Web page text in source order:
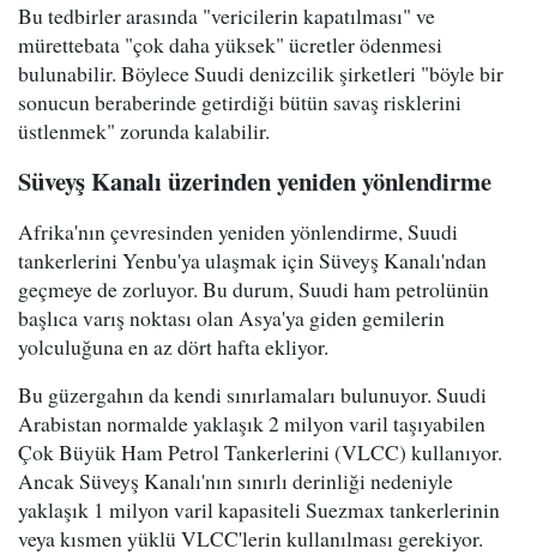
Bu tedbirler arasında "vericilerin kapatılması" ve
mürettebata "çok daha yüksek" ücretler ödenmesi
bulunabilir. Böylece Suudi denizcilik şirketleri "böyle bir
sonucun beraberinde getirdiği bütün savaş risklerini
üstlenmek" zorunda kalabilir.
Süveyş Kanalı üzerinden yeniden yönlendirme
Afrika'nın çevresinden yeniden yönlendirme, Suudi
tankerlerini Yenbu'ya ulaşmak için Süveyş Kanalı'ndan
geçmeye de zorluyor. Bu durum, Suudi ham petrolünün
başlıca varış noktası olan Asya'ya giden gemilerin
yolculuğuna en az dört hafta ekliyor.
Bu güzergahın da kendi sınırlamaları bulunuyor. Suudi
Arabistan normalde yaklaşık 2 milyon varil taşıyabilen
Çok Büyük Ham Petrol Tankerlerini (VLCC) kullanıyor.
Ancak Süveyş Kanalı'nın sınırlı derinliği nedeniyle
yaklaşık 1 milyon varil kapasiteli Suezmax tankerlerinin
veya kısmen yüklü VLCC'lerin kullanılması gerekiyor.